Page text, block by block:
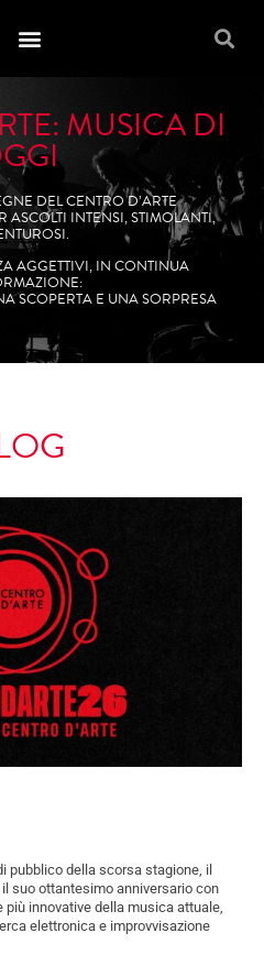
MUSICA DI
DEL CENTRO D’ARTE
INTENSI, STIMOLANTI,
AGGETTIVI, IN CONTINUA
SCOPERTA E UNA SORPRESA
pubblico della scorsa stagione, il
suo ottantesimo anniversario con
innovative della musica attuale,
elettronica e improvvisazione